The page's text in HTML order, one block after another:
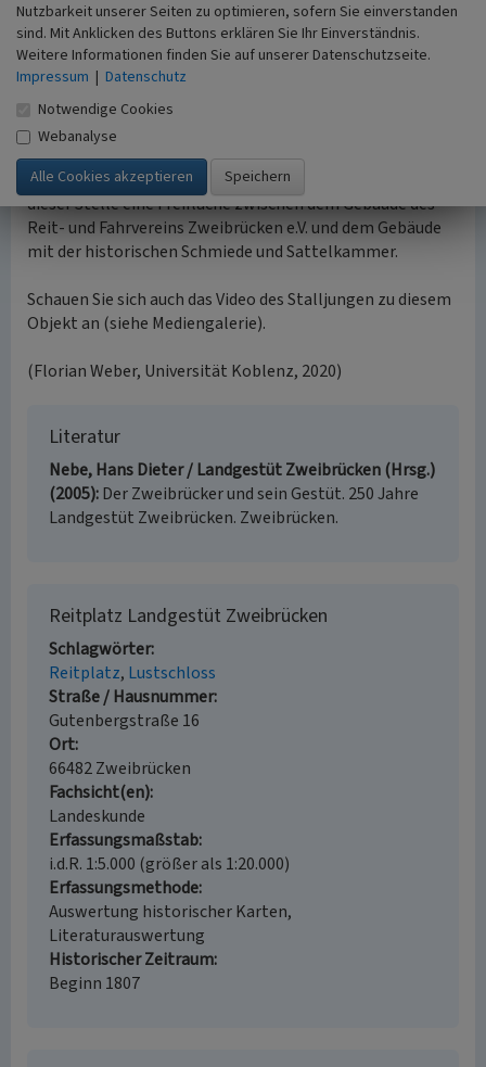
Ausritte der Gestütswächter viel Bewegung. Somit
gehörten auch die Pferde zum Stadtbild.
Der Gestütsreitplatz vor 1944
Vor dem Zweiten Weltkrieg befand sich ein umzäunter
Reitplatz inmitten des in Hufeisenform angelegten
Gebäudekomplexes. Dieser wurde zusammen mit den
Gebäuden im Jahre 1944 zerstört. Heute befindet sich an
dieser Stelle eine Freifläche zwischen dem Gebäude des
Reit- und Fahrvereins Zweibrücken e.V. und dem Gebäude
mit der historischen Schmiede und Sattelkammer.
Schauen Sie sich auch das Video des Stalljungen zu diesem
Objekt an (siehe Mediengalerie).
(Florian Weber, Universität Koblenz, 2020)
Literatur
Nebe, Hans Dieter / Landgestüt Zweibrücken (Hrsg.)
(2005) Der Zweibrücker und sein Gestüt. 250 Jahre
Landgestüt Zweibrücken. Zweibrücken.
Reitplatz Landgestüt Zweibrücken
Schlagwörter
Reitplatz Lustschloss
Straße / Hausnummer
Gutenbergstraße 16
Ort
66482 Zweibrücken
Fachsicht(en)
Landeskunde
Erfassungsmaßstab
i.d.R. 1:5.000 (größer als 1:20.000)
Erfassungsmethode
Auswertung historischer Karten,
Literaturauswertung
Historischer Zeitraum
Beginn 1807
Nutzbarkeit unserer Seiten zu optimieren, sofern Sie einverstanden
sind. Mit Anklicken des Buttons erklären Sie Ihr Einverständnis.
Weitere Informationen finden Sie auf unserer Datenschutzseite.
Impressum | Datenschutz
Notwendige Cookies
Webanalyse